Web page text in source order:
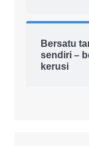
Bersatu
sendiri –
kerusi